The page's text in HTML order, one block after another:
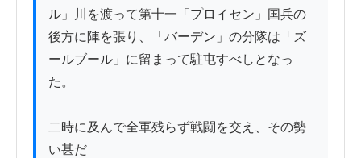
ル」川を渡って第十一「プロイセン」国兵の
後方に陣を張り、「バーデン」の分隊は「ズ
ールブール」に留まって駐屯すべしとなっ
た。
二時に及んで全軍残らず戦闘を交え、その勢
い甚だ